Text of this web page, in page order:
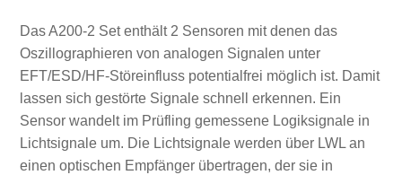
Das A200-2 Set enthält 2 Sensoren mit denen das
Oszillographieren von analogen Signalen unter
EFT/ESD/HF-Störeinfluss potentialfrei möglich ist. Damit
lassen sich gestörte Signale schnell erkennen. Ein
Sensor wandelt im Prüfling gemessene Logiksignale in
Lichtsignale um. Die Lichtsignale werden über LWL an
einen optischen Empfänger übertragen, der sie in